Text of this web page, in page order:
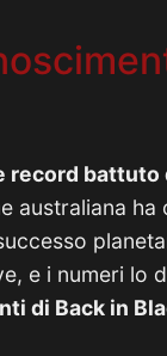
record battuto
australiana
e i numeri lo
di Back in